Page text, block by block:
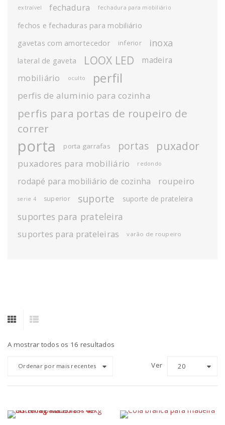
extraível fechadura fechadura para mobiliário
fechos e fechaduras para mobiliário
gavetas com amortecedor
inferior inoxa
lateral de gaveta LOOX LED madeira
mobiliário oculto perfil
perfis de aluminio para cozinha
perfis para portas de roupeiro de
correr
porta porta garrafas portas puxador
puxadores para mobiliário redondo
rodapé para mobiliário de cozinha roupeiro
serie 4 superior suporte suporte de prateleira
suportes para prateleira
suportes para prateleiras varão de roupeiro
A mostrar todos os 16 resultados
Ordenar por mais recentes Ver 20